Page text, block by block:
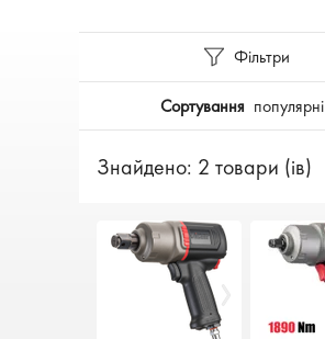
Фільтри
Сортування популярні
Знайдено: 2 товари (ів)